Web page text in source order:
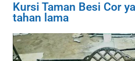
Kursi Taman Besi Cor
tahan lama